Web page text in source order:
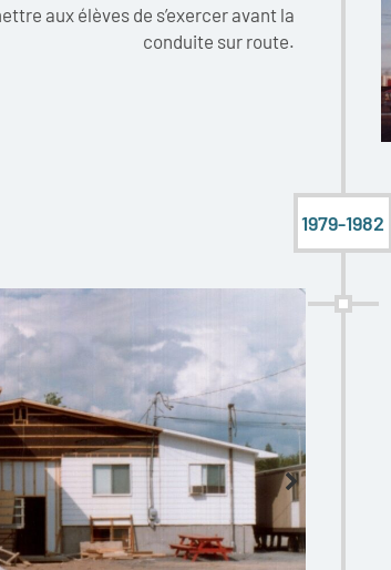
aux élèves de s’exercer avant la
conduite sur route.
1979-1982